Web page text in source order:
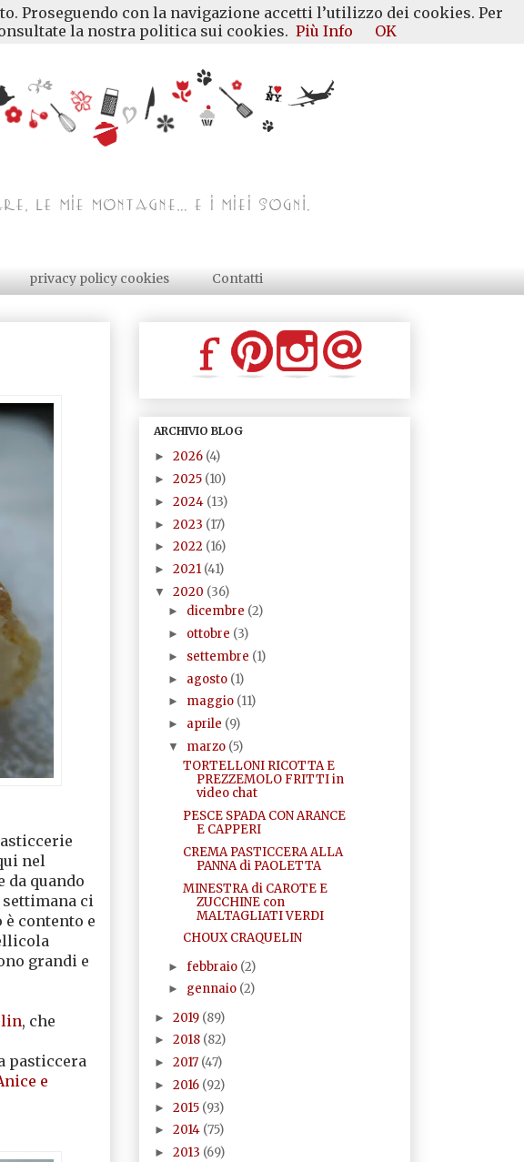
privacy policy cookies Contatti
nel
da quando
ci
contento e
grandi e
, che
pasticcera
e
ARCHIVIO BLOG
► 2026 (4)
► 2025 (10)
► 2024 (13)
► 2023 (17)
► 2022 (16)
► 2021 (41)
▼ 2020 (36)
► dicembre (2)
► ottobre (3)
► settembre (1)
► agosto (1)
► maggio (11)
► aprile (9)
▼ marzo (5)
TORTELLONI RICOTTA E
PREZZEMOLO FRITTI in
video chat
PESCE SPADA CON ARANCE
E CAPPERI
CREMA PASTICCERA ALLA
PANNA di PAOLETTA
MINESTRA di CAROTE E
ZUCCHINE con
MALTAGLIATI VERDI
CHOUX CRAQUELIN
►febbraio (2)
► gennaio (2)
► 2019 (89)
► 2018 (82)
► 2017 (47)
► 2016 (92)
► 2015 (93)
► 2014 (75)
► 2013 (69)
Proseguendo con la navigazione accetti l’utilizzo dei cookies. Per
la nostra politica sui cookies. Più Info OK